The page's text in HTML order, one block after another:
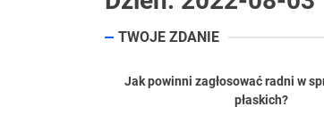
TWOJE ZDANIE
Jak powinni zagłosować radni w
płaskich?